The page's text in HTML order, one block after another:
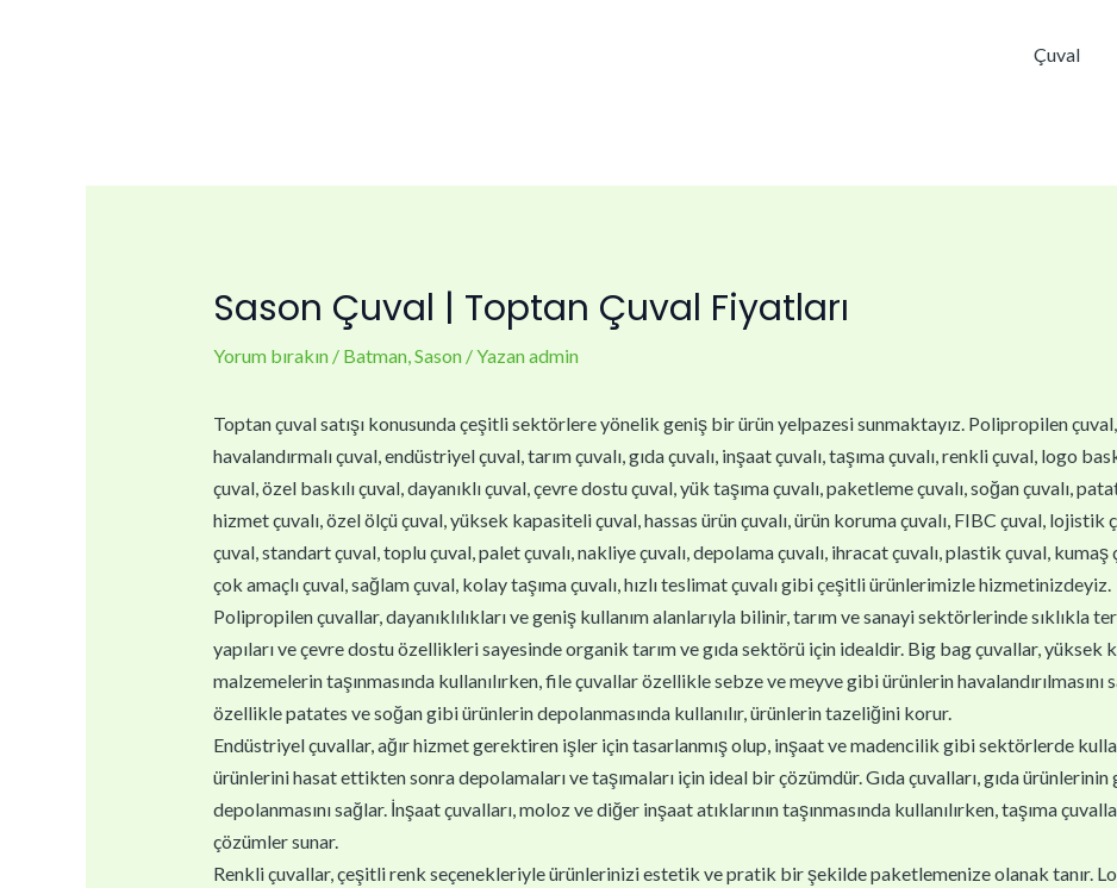
Çuval
Sason Çuval | Toptan Çuval Fiyatları
Yorum bırakın / Batman,Sason/ Yazanadmin
Toptan çuval satışı konusunda çeşitli sektörlere yönelik geniş bir ürün yelpazesi sunmaktayız. Polipropilen
havalandırmalı çuval, endüstriyel çuval, tarım çuvalı, gıda çuvalı, inşaat çuvalı, taşıma çuvalı, renkli çuval, logo
çuval, özel baskılı çuval, dayanıklı çuval, çevre dostu çuval, yük taşıma çuvalı, paketleme çuvalı, soğan çuvalı,
hizmet çuvalı, özel ölçü çuval, yüksek kapasiteli çuval, hassas ürün çuvalı, ürün koruma çuvalı, FIBC çuval,
çuval, standart çuval, toplu çuval, palet çuvalı, nakliye çuvalı, depolama çuvalı, ihracat çuvalı, plastik çuval,
çok amaçlı çuval, sağlam çuval, kolay taşıma çuvalı, hızlı teslimat çuvalı gibi çeşitli ürünlerimizle hizmetinizdeyiz.
Polipropilen çuvallar, dayanıklılıkları ve geniş kullanım alanlarıyla bilinir, tarım ve sanayi sektörlerinde sıklıkla
yapıları ve çevre dostu özellikleri sayesinde organik tarım ve gıda sektörü için idealdir. Big bag çuvallar,
malzemelerin taşınmasında kullanılırken, file çuvallar özellikle sebze ve meyve gibi ürünlerin havalandırılmasını
özellikle patates ve soğan gibi ürünlerin depolanmasında kullanılır, ürünlerin tazeliğini korur.
Endüstriyel çuvallar, ağır hizmet gerektiren işler için tasarlanmış olup, inşaat ve madencilik gibi sektörlerde
ürünlerini hasat ettikten sonra depolamaları ve taşımaları için ideal bir çözümdür. Gıda çuvalları, gıda ürünlerinin
depolanmasını sağlar. İnşaat çuvalları, moloz ve diğer inşaat atıklarının taşınmasında kullanılırken, taşıma
çözümler sunar.
Renkli çuvallar, çeşitli renk seçenekleriyle ürünlerinizi estetik ve pratik bir şekilde paketlemenize olanak tanır.